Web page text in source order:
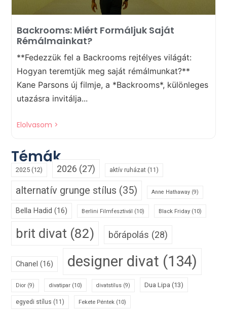
Backrooms: Miért Formáljuk Saját
Rémálmainkat?
**Fedezzük fel a Backrooms rejtélyes világát:
Hogyan teremtjük meg saját rémálmunkat?**
Kane Parsons új filmje, a *Backrooms*, különleges
utazásra invitálja...
Elolvasom >
Témák
2025 (12) 2026 (27) aktív ruházat (11)
alternatív grunge stílus (35) Anne Hathaway (9)
Bella Hadid (16) Berlini Filmfesztivál (10) Black Friday (10)
brit divat (82) bőrápolás (28)
Chanel (16) designer divat (134)
Dior (9) divatipar (10) divatstílus (9) Dua Lipa (13)
egyedi stílus (11) Fekete Péntek (10)